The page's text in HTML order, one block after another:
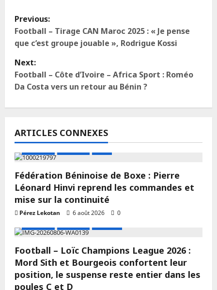
Previous:
Football – Tirage CAN Maroc 2025 : « Je pense
que c’est groupe jouable », Rodrigue Kossi
Next:
Football – Côte d’Ivoire – Africa Sport : Roméo
Da Costa vers un retour au Bénin ?
ARTICLES CONNEXES
Fédération Béninoise de Boxe : Pierre
Léonard Hinvi reprend les commandes et
mise sur la continuité
Pérez Lekotan 6 août 2026
0
Football – Loïc Champions League 2026 :
Mord Sith et Bourgeois confortent leur
position, le suspense reste entier dans les
poules C et D